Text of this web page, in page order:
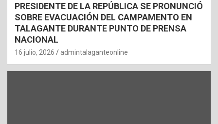
PRESIDENTE DE LA REPÚBLICA SE PRONUNCIÓ
SOBRE EVACUACIÓN DEL CAMPAMENTO EN
TALAGANTE DURANTE PUNTO DE PRENSA
NACIONAL
16 julio, 2026 admintalaganteonline